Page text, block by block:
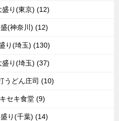
盛り(東京) (12)
(神奈川) (12)
り(埼玉) (130)
盛り(埼玉) (37)
うどん庄司 (10)
キセキ食堂 (9)
り(千葉) (14)